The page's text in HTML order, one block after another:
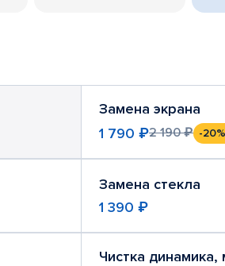
Замена экрана
1 790 ₽2 190 ₽ -20%
Замена стекла
1 390 ₽
Чистка